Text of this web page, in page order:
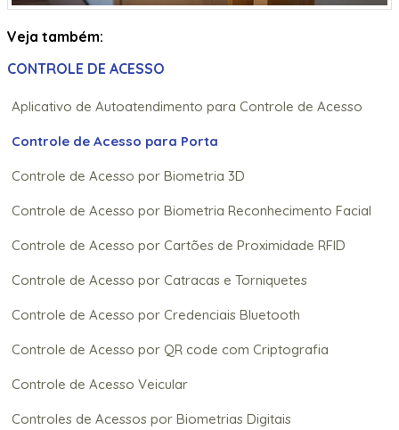
Veja também:
CONTROLE DE ACESSO
Aplicativo de Autoatendimento para Controle de Acesso
Controle de Acesso para Porta
Controle de Acesso por Biometria 3D
Controle de Acesso por Biometria Reconhecimento Facial
Controle de Acesso por Cartões de Proximidade RFID
Controle de Acesso por Catracas e Torniquetes
Controle de Acesso por Credenciais Bluetooth
Controle de Acesso por QR code com Criptografia
Controle de Acesso Veicular
Controles de Acessos por Biometrias Digitais